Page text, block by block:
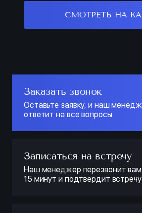
СМОТРЕТЬ НА
Заказать звонок
Оставьте заявку, и наш
ответит на все вопросы
Записаться на встречу
Наш менеджер перезвонит вам
15 минут и подтвердит встречу